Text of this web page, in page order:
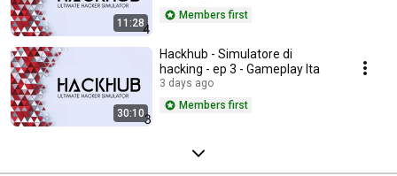
11:28
Members first
30:10
Hackhub - Simulatore di
hacking - ep 3 - Gameplay Ita
3 days ago
Members first